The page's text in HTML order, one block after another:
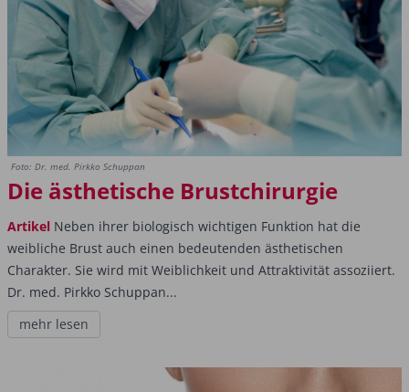
Foto: Dr. med. Pirkko Schuppan
Die ästhetische Brustchirurgie
Artikel Neben ihrer biologisch wichtigen Funktion hat die
weibliche Brust auch einen bedeutenden ästhetischen
Charakter. Sie wird mit Weiblichkeit und Attraktivität assoziiert.
Dr. med. Pirkko Schuppan...
mehr lesen